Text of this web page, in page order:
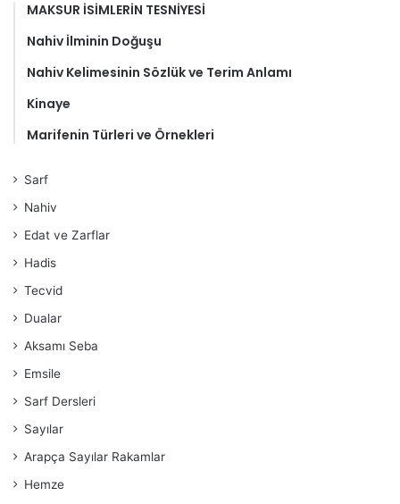
MAKSUR İSİMLERİN TESNİYESİ
Nahiv İlminin Doğuşu
Nahiv Kelimesinin Sözlük ve Terim Anlamı
Kinaye
Marifenin Türleri ve Örnekleri
Sarf
Nahiv
Edat ve Zarflar
Hadis
Tecvid
Dualar
Aksamı Seba
Emsile
Sarf Dersleri
Sayılar
Arapça Sayılar Rakamlar
Hemze